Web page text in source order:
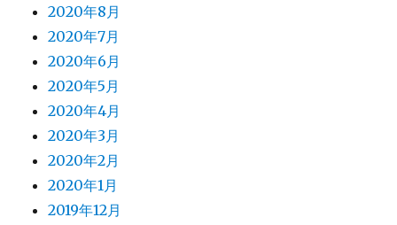
2020年8月
2020年7月
2020年6月
2020年5月
2020年4月
2020年3月
2020年2月
2020年1月
2019年12月